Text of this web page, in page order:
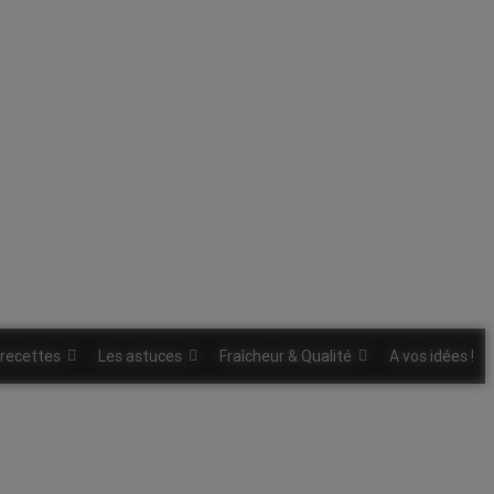
recettes Les astuces Fraîcheur & Qualité A vos idées !